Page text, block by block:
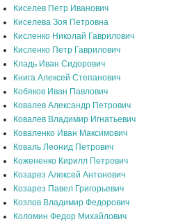
Киселев Петр Иванович
Киселева Зоя Петровна
Кисленко Николай Гаврилович
Кисленко Петр Гаврилович
Кладь Иван Сидорович
Книга Алексей Степанович
Кобяков Иван Павлович
Ковалев Александр Петрович
Ковалев Владимир Игнатьевич
Коваленко Иван Максимович
Коваль Леонид Петрович
Кожененко Кирилл Петрович
Козарез Алексей Антонович
Козарез Павел Григорьевич
Козлов Владимир Федорович
Коломин Федор Михайлович